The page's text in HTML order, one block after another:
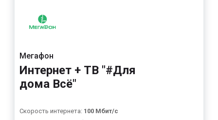
Мегафон
Интернет + ТВ "#Для
дома Всё"
Скорость интернета: 100 Мбит/с